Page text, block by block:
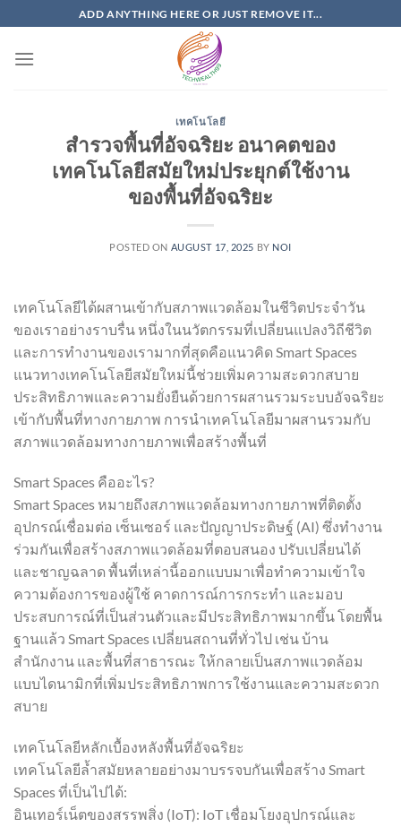
to
content
ADD ANYTHING HERE OR JUST REMOVE IT...
เทคโนโลยี
สำรวจพื้นที่อัจฉริยะ อนาคตของ
เทคโนโลยีสมัยใหม่ประยุกต์ใช้งาน
ของพื้นที่อัจฉริยะ
POSTED ON AUGUST 17, 2025 BY NOI
เทคโนโลยีได้ผสานเข้ากับสภาพแวดล้อมในชีวิตประจำวัน
ของเราอย่างราบรื่น หนึ่งในนวัตกรรมที่เปลี่ยนแปลงวิถีชีวิต
และการทำงานของเรามากที่สุดคือแนวคิด Smart Spaces
แนวทางเทคโนโลยีสมัยใหม่นี้ช่วยเพิ่มความสะดวกสบาย
ประสิทธิภาพและความยั่งยืนด้วยการผสานรวมระบบอัจฉริยะ
เข้ากับพื้นที่ทางกายภาพ การนำเทคโนโลยีมาผสานรวมกับ
สภาพแวดล้อมทางกายภาพเพื่อสร้างพื้นที่
Smart Spaces คืออะไร?
Smart Spaces หมายถึงสภาพแวดล้อมทางกายภาพที่ติดตั้ง
อุปกรณ์เชื่อมต่อ เซ็นเซอร์ และปัญญาประดิษฐ์ (AI) ซึ่งทำงาน
ร่วมกันเพื่อสร้างสภาพแวดล้อมที่ตอบสนอง ปรับเปลี่ยนได้
และชาญฉลาด พื้นที่เหล่านี้ออกแบบมาเพื่อทำความเข้าใจ
ความต้องการของผู้ใช้ คาดการณ์การกระทำ และมอบ
ประสบการณ์ที่เป็นส่วนตัวและมีประสิทธิภาพมากขึ้น โดยพื้น
ฐานแล้ว Smart Spaces เปลี่ยนสถานที่ทั่วไป เช่น บ้าน
สำนักงาน และพื้นที่สาธารณะ ให้กลายเป็นสภาพแวดล้อม
แบบไดนามิกที่เพิ่มประสิทธิภาพการใช้งานและความสะดวก
สบาย
เทคโนโลยีหลักเบื้องหลังพื้นที่อัจฉริยะ
เทคโนโลยีล้ำสมัยหลายอย่างมาบรรจบกันเพื่อสร้าง Smart
Spaces ที่เป็นไปได้:
อินเทอร์เน็ตของสรรพสิ่ง (IoT): IoT เชื่อมโยงอุปกรณ์และ